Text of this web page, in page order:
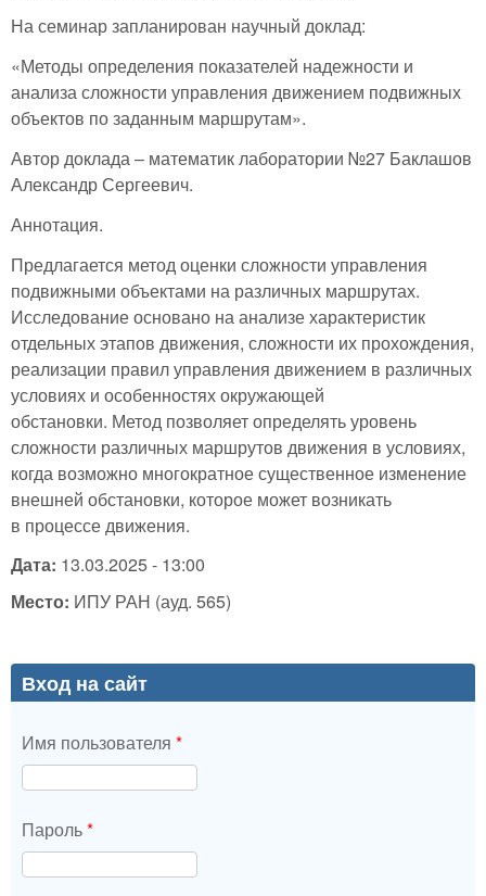
На семинар запланирован научный доклад:
«Методы определения показателей надежности и
анализа сложности управления движением подвижных
объектов по заданным маршрутам».
Автор доклада – математик лаборатории №27 Баклашов
Александр Сергеевич.
Аннотация.
Предлагается метод оценки сложности управления
подвижными объектами на различных маршрутах.
Исследование основано на анализе характеристик
отдельных этапов движения, сложности их прохождения,
реализации правил управления движением в различных
условиях и особенностях окружающей
обстановки. Метод позволяет определять уровень
сложности различных маршрутов движения в условиях,
когда возможно многократное существенное изменение
внешней обстановки, которое может возникать
в процессе движения.
Дата: 13.03.2025 - 13:00
Место: ИПУ РАН (ауд. 565)
Вход на сайт
Имя пользователя *
Пароль*